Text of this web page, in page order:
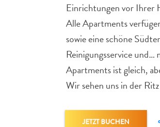
Einrichtungen vor Ihrer
Alle Apartments
sowie eine schöne
Reinigungsservice
Apartments ist gleich,
Wir sehen uns in der
JETZT BUCHEN